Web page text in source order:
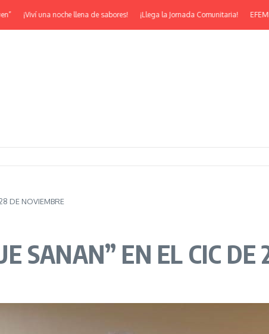
¡Viví una noche llena de sabores! ¡Llega la Jornada Comunitaria!
DE NOVIEMBRE
SANAN” EN EL CIC